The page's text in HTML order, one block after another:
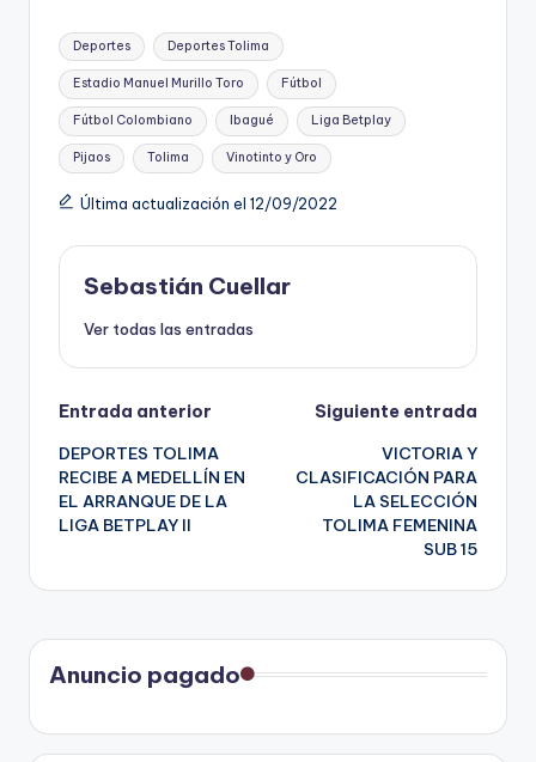
Etiquetas:
Deportes Deportes Tolima
Estadio Manuel Murillo Toro Fútbol
Fútbol Colombiano Ibagué Liga Betplay
Pijaos Tolima Vinotinto y Oro
Última actualización el 12/09/2022
Sebastián Cuellar
Ver todas las entradas
Navegación
de
entradas
Entrada anterior
DEPORTES TOLIMA
RECIBE A MEDELLÍN EN
EL ARRANQUE DE LA
LIGA BETPLAY II
Siguiente entrada
VICTORIA Y
CLASIFICACIÓN PARA
LA SELECCIÓN
TOLIMA FEMENINA
SUB 15
Anuncio pagado